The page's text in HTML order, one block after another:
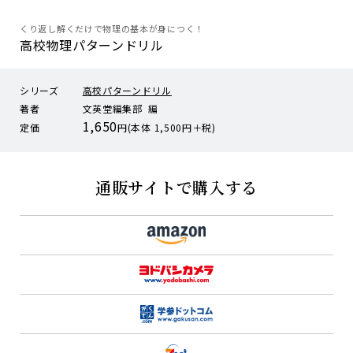
くり返し解くだけで物理の基本が身につく！
高校物理パターンドリル
シリーズ
高校パターンドリル
著者
文英堂編集部 編
定価
1,650円(本体 1,500円＋税)
通販サイトで購入する